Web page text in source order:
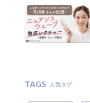
TAGS 人気タグ